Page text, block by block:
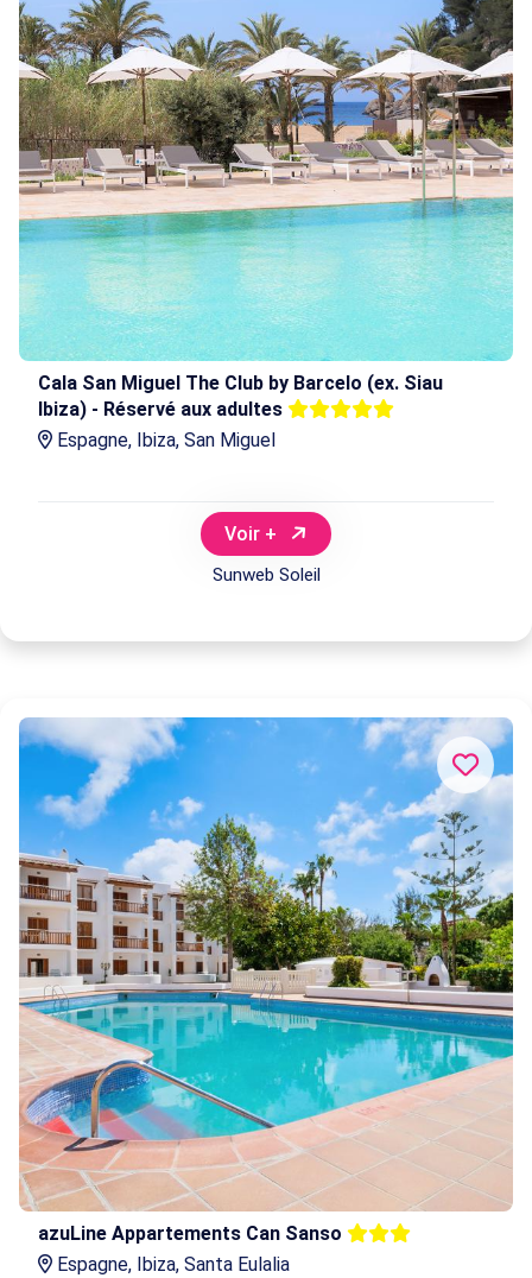
Cala San Miguel The Club by Barcelo (ex. Siau
Ibiza) - Réservé aux adultes
Espagne, Ibiza, San Miguel
Voir +
Sunweb Soleil
azuLine Appartements Can Sanso
Espagne, Ibiza, Santa Eulalia